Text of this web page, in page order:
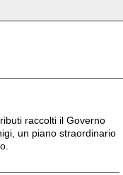
raccolti il Governo
un piano straordinario